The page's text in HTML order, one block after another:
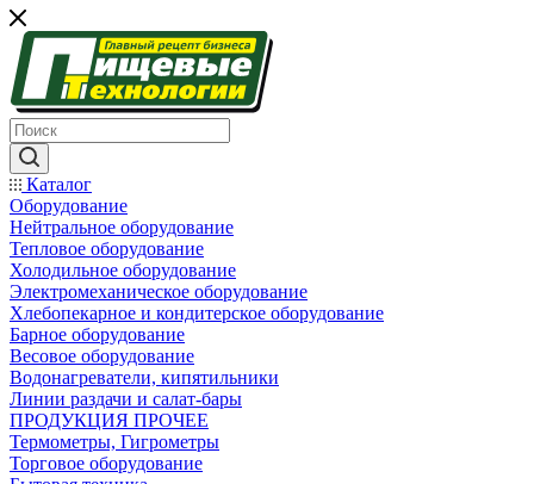
Каталог
Оборудование
Нейтральное оборудование
Тепловое оборудование
Холодильное оборудование
Электромеханическое оборудование
Хлебопекарное и кондитерское оборудование
Барное оборудование
Весовое оборудование
Водонагреватели, кипятильники
Линии раздачи и салат-бары
ПРОДУКЦИЯ ПРОЧЕЕ
Термометры, Гигрометры
Торговое оборудование